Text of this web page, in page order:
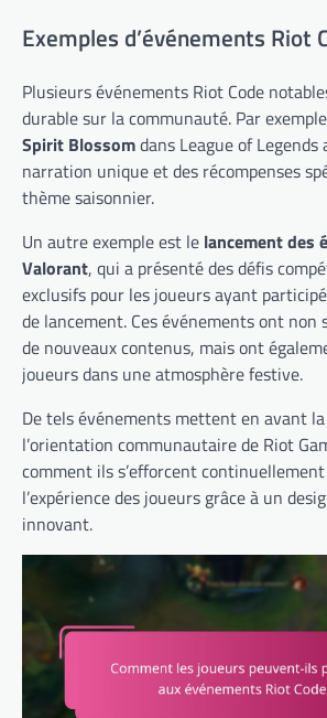
Exemples d’événements Riot
Plusieurs événements Riot Code
durable sur la communauté. Par
Spirit Blossomdans League of
narration unique et des récompenses
thème saisonnier.
Un autre exemple est le lancement des
Valorant, qui a présenté des défis
exclusifs pour les joueurs ayant
de lancement. Ces événements ont non
de nouveaux contenus, mais ont
joueurs dans une atmosphère festive.
De tels événements mettent en avant
l’orientation communautaire de Riot
comment ils s’efforcent continuellement
l’expérience des joueurs grâce à un
innovant.